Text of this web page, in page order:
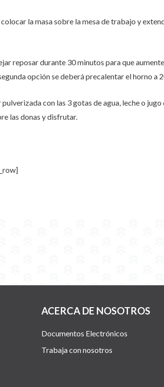
la masa sobre la mesa de trabajo y
reposar durante 30 minutos para que
opción se deberá precalentar el horno
con las 3 gotas de agua, leche o
las donas y disfrutar.
ACERCA DE NOSOTROS
Documentos Electrónicos
Trabaja con nosotros